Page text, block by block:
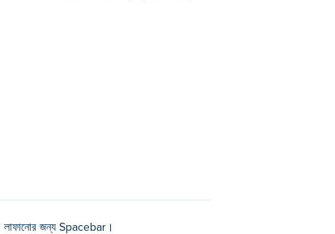
জন্য Spacebar।